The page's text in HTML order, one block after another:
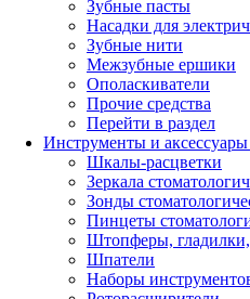
Зубные пасты
Насадки для
Зубные нити
Межзубные ершики
Ополаскиватели
Прочие средства
Перейти в раздел
Инструменты и аксессуары
Шкалы-расцветки
Зеркала
Зонды
Пинцеты
Штопферы, гладилки,
Шпатели
Наборы